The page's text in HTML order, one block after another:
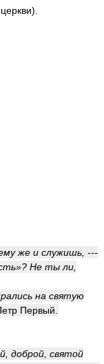
же и служишь, ---
Не ты ли,
на святую
Первый.
доброй, святой